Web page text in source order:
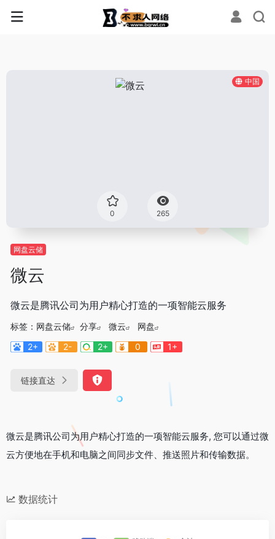
中国
0 265
网盘云储
微云
微云是腾讯公司为用户精心打造的一项智能云服务
标签： 网盘云储 分享 微云
网盘
2+
2- 2+ 0 1+
链接直达
微云是腾讯公司为用户精心打造的一项智能云服务, 您可以通过微
云方便地在手机和电脑之间同步文件、推送照片和传输数据。
数据统计